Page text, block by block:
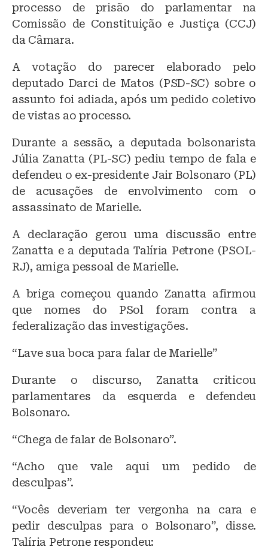
processo de prisão do parlamentar na
Comissão de Constituição e Justiça (CCJ)
da Câmara.
A votação do parecer elaborado pelo
deputado Darci de Matos (PSD-SC) sobre o
assunto foi adiada, após um pedido coletivo
de vistas ao processo.
Durante a sessão, a deputada bolsonarista
Júlia Zanatta (PL-SC) pediu tempo de fala e
defendeu o ex-presidente Jair Bolsonaro (PL)
de acusações de envolvimento com o
assassinato de Marielle.
A declaração gerou uma discussão entre
Zanatta e a deputada Talíria Petrone (PSOL-
RJ), amiga pessoal de Marielle.
A briga começou quando Zanatta afirmou
que nomes do PSol foram contra a
federalização das investigações.
“Lave sua boca para falar de Marielle”
Durante o discurso, Zanatta criticou
parlamentares da esquerda e defendeu
Bolsonaro.
“Chega de falar de Bolsonaro”.
“Acho que vale aqui um pedido de
desculpas”.
“Vocês deveriam ter vergonha na cara e
pedir desculpas para o Bolsonaro”, disse.
Talíria Petrone respondeu: